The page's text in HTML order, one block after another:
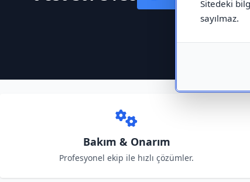
Sitedeki
sayılmaz.
Bakım & Onarım
Profesyonel ekip ile hızlı çözümler.